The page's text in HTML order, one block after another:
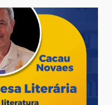
um processo de
baiano
esse oficio. Quem é a
é historiadora,
texto que vai compor o
como chegou até